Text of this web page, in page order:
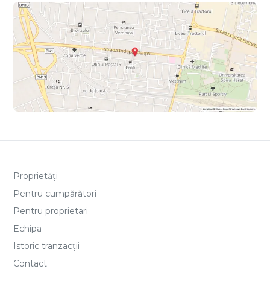
Proprietăți
Pentru cumpărători
Pentru proprietari
Echipa
Istoric tranzacții
Contact